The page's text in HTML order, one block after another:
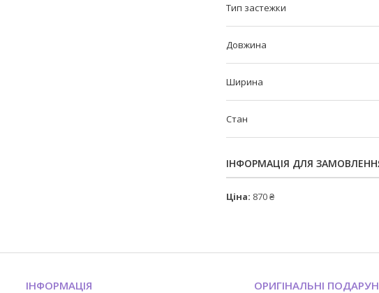
Тип застежки
Довжина
Ширина
Стан
ІНФОРМАЦІЯ ДЛЯ
Ціна: 870 ₴
ІНФОРМАЦІЯ ОРИГІНАЛЬНІ